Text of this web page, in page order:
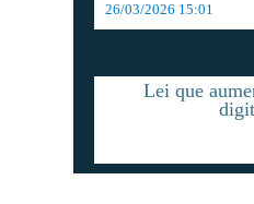
26/03/2026 15:01
Lei que